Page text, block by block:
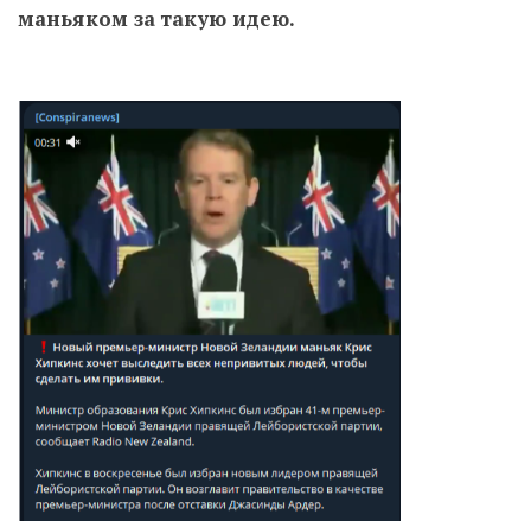
маньяком за такую идею.